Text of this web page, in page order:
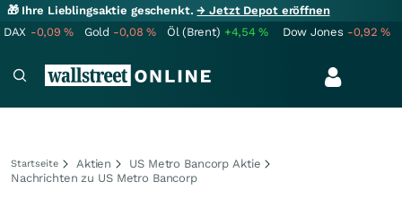
🎁 Ihre Lieblingsaktie geschenkt.→ Jetzt Depot eröffnen
DAX -0,09% Gold -0,08% Öl (Brent) +4,54% Dow Jones -0,92%
Startseite Aktien
US Metro Bancorp Aktie
Nachrichten zu US Metro Bancorp